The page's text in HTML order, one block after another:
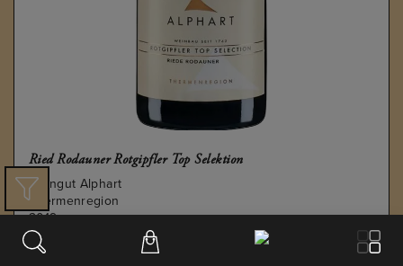
Ried Rodauner Rotgipfler Top Selektion
Weingut Alphart
Thermenregion
2019
€30.52 / 0,75 L FL.